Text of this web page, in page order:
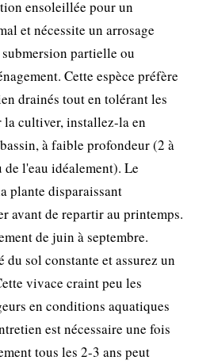
ensoleillée pour un
et nécessite un arrosage
partielle ou
Cette espèce préfère
drainés tout en tolérant les
la cultiver, installez-la en
à faible profondeur (2 à
de l'eau idéalement). Le
plante disparaissant
avant de repartir au printemps.
de juin à septembre.
sol constante et assurez un
vivace craint peu les
en conditions aquatiques
est nécessaire une fois
tous les 2-3 ans peut